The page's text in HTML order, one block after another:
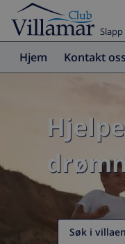
Hjem Kontakt oss
Søk i